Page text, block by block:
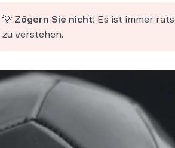
💡 Zögern Sie nicht: Es ist immer
zu verstehen.